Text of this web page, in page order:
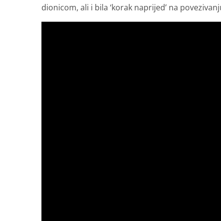
dionicom, ali i bila ‘korak naprijed’ na